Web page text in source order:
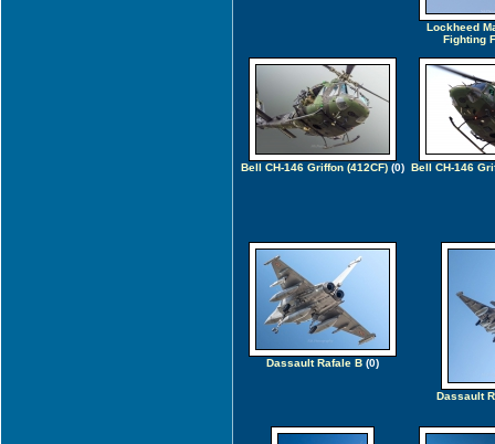
Lockheed
Fighting
Bell CH-146 Griffon (412CF) (0) Bell CH-146
Dassault Rafale B (0)
Dassault